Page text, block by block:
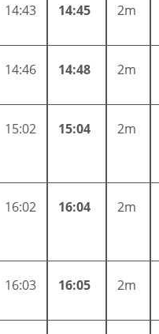
14:43 14:45 2m
14:46 14:48 2m
15:02 15:04 2m
16:02 16:04 2m
16:03 16:05 2m